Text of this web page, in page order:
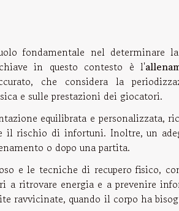
fondamentale nel determinare
in questo contesto è l'
che considera la
e sulle prestazioni dei giocatori.
equilibrata e personalizzata,
il rischio di infortuni. Inoltre, un
o dopo una partita.
e le tecniche di recupero fisico,
a ritrovare energia e a prevenire
ravvicinate, quando il corpo ha